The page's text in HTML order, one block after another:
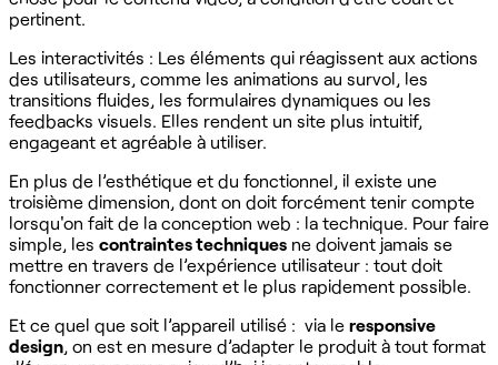
pertinent.
Les interactivités : Les éléments qui réagissent aux actions
des utilisateurs, comme les animations au survol, les
transitions fluides, les formulaires dynamiques ou les
feedbacks visuels. Elles rendent un site plus intuitif,
engageant et agréable à utiliser.
En plus de l’esthétique et du fonctionnel, il existe une
troisième dimension, dont on doit forcément tenir compte
lorsqu'on fait de la conception web : la technique. Pour faire
simple, les contraintes techniques ne doivent jamais se
mettre en travers de l’expérience utilisateur : tout doit
fonctionner correctement et le plus rapidement possible.
Et ce quel que soit l’appareil utilisé : via le responsive
design, on est en mesure d’adapter le produit à tout format